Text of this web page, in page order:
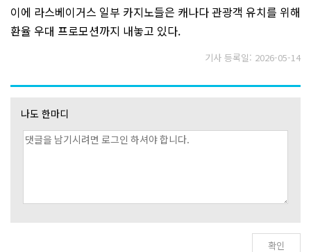
이에 라스베이거스 일부 카지노들은 캐나다 관광객 유치를 위해
환율 우대 프로모션까지 내놓고 있다.
기사 등록일: 2026-05-14
나도 한마디